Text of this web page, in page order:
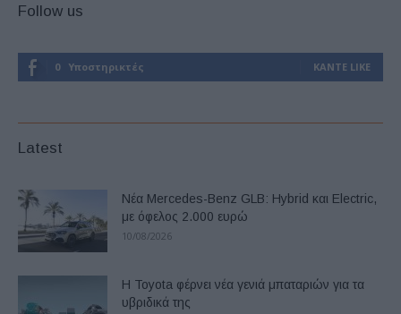
Follow us
0 Υποστηρικτές ΚΆΝΤΕ LIKE
Latest
Νέα Mercedes-Benz GLB: Hybrid και Electric,
με όφελος 2.000 ευρώ
10/08/2026
Η Toyota φέρνει νέα γενιά μπαταριών για τα
υβριδικά της